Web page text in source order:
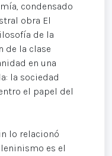
condensado
obra El
de la
de la clase
en una
la sociedad
el papel del
lo relacionó
es el